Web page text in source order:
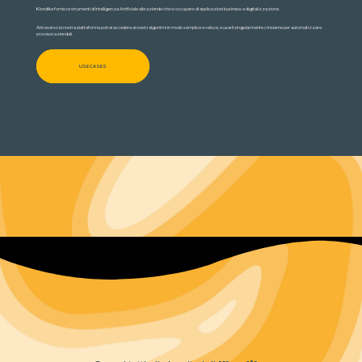
Klondike fornisce strumenti di Intelligenza Artificiale alle aziende che si occupano di applicazioni business e digitalizzazione.
Attraverso la nostra piattaforma potrai accedere ai nostri algoritmi in modo semplice e veloce, e usarli singolarmente o insieme per automatizzare
processi aziendali.
USE CASES